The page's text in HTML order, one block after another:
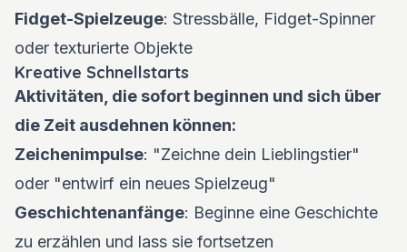
Fidget-Spielzeuge: Stressbälle, Fidget-Spinner
oder texturierte Objekte
Kreative Schnellstarts
Aktivitäten, die sofort beginnen und sich über
die Zeit ausdehnen können:
Zeichenimpulse: "Zeichne dein Lieblingstier"
oder "entwirf ein neues Spielzeug"
Geschichtenanfänge: Beginne eine Geschichte
zu erzählen und lass sie fortsetzen